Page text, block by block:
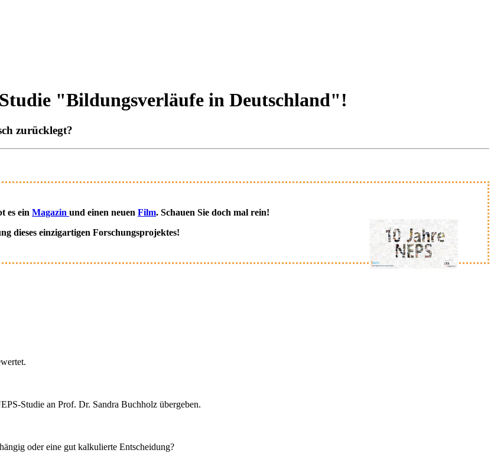
"Bildungsverläufe in Deutschland"!
zurücklegt?
es ein Magazin und einen neuen Film. Schauen Sie doch mal rein!
dieses einzigartigen Forschungsprojektes!
Studie an Prof. Dr. Sandra Buchholz übergeben.
oder eine gut kalkulierte Entscheidung?